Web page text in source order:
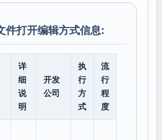
件打开编辑方式信息:
详
细
说
明
开发
公司
执
行
方
式
流
行
程
度